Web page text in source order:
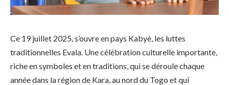
Ce 19 juillet 2025, s’ouvre en pays Kabyè, les luttes
traditionnelles Evala. Une célébration culturelle importante,
riche en symboles et en traditions, qui se déroule chaque
année dans la région de Kara, au nord du Togo et qui